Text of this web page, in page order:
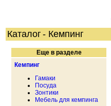
Каталог - Кемпинг
Еще в разделе
Кемпинг
Гамаки
Посуда
Зонтики
Мебель для кемпинга